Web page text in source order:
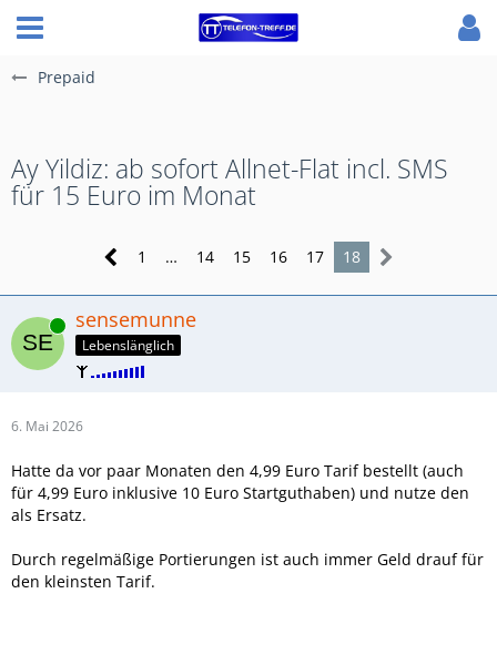
Prepaid
Ay Yildiz: ab sofort Allnet-Flat incl. SMS
für 15 Euro im Monat
1 … 14 15 16 17 18
Online sensemunne
Lebenslänglich
6. Mai 2026
Hatte da vor paar Monaten den 4,99 Euro Tarif bestellt (auch
für 4,99 Euro inklusive 10 Euro Startguthaben) und nutze den
als Ersatz.
Durch regelmäßige Portierungen ist auch immer Geld drauf für
den kleinsten Tarif.